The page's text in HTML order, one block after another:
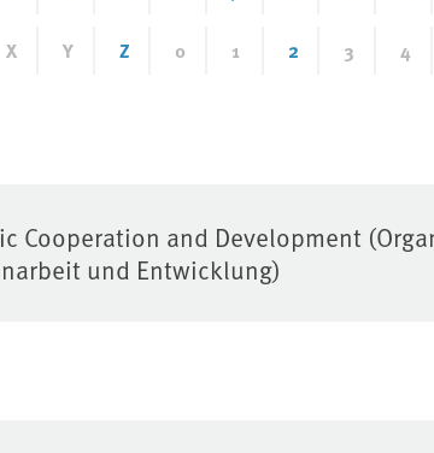
X Y Z 0 1 2 3 4
Cooperation and Development
und Entwicklung)